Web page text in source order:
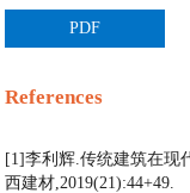
PDF
References
[1]李利辉.传统建筑在现
西建材,2019(21):44+49.